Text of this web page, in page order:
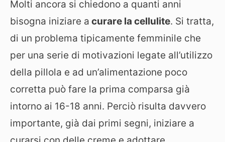
Molti ancora si chiedono a quanti anni
bisogna iniziare a curare la cellulite. Si tratta,
di un problema tipicamente femminile che
per una serie di motivazioni legate all’utilizzo
della pillola e ad un’alimentazione poco
corretta può fare la prima comparsa già
intorno ai 16-18 anni. Perciò risulta davvero
importante, già dai primi segni, iniziare a